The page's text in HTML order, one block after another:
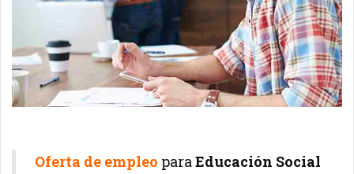
Oferta de empleo paraEducación Social